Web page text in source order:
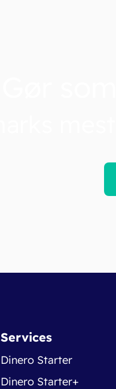
Services
Dinero Starter
Dinero Starter+